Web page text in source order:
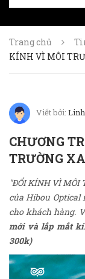
Trang chủ
KÍNH VÌ MÔI
Viết bởi:
CHƯƠNG
TRƯỜNG
"ĐỔI KÍNH VÌ
của Hibou
cho khách hàng.
mới và lắp mắt
300k)